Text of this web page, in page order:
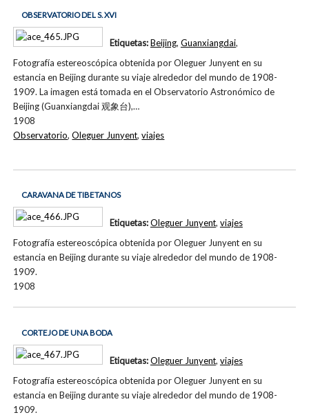
OBSERVATORIO DEL S. XVI
Fotografía estereoscópica obtenida por Oleguer Junyent en su
estancia en Beijing durante su viaje alrededor del mundo de 1908-
1909. La imagen está tomada en el Observatorio Astronómico de
Beijing (Guanxiangdai 观象台),…
1908
Etiquetas:Beijing, Guanxiangdai,
Observatorio,Oleguer Junyent,viajes
CARAVANA DE TIBETANOS
Fotografía estereoscópica obtenida por Oleguer Junyent en su
estancia en Beijing durante su viaje alrededor del mundo de 1908-
1909.
1908
Etiquetas:Oleguer Junyent, viajes
CORTEJO DE UNA BODA
Fotografía estereoscópica obtenida por Oleguer Junyent en su
estancia en Beijing durante su viaje alrededor del mundo de 1908-
1909.
Etiquetas:Oleguer Junyent, viajes